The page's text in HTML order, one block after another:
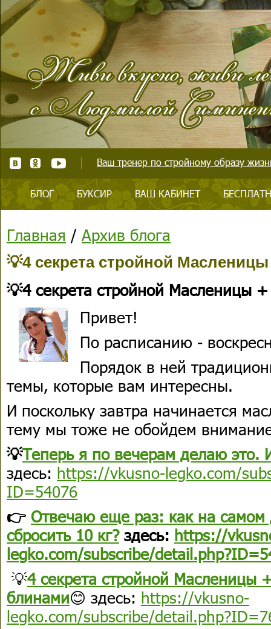
Ваш тренер по стройному образу
БЛОГ БУКСИР ВАШ КАБИНЕТ
Главная / Архив блога
💡4 секрета стройной Масленицы
💡4 секрета стройной Масленицы +
Привет!
По расписанию -
Порядок в ней
темы, которые вам интересны.
И поскольку завтра начинается
тему мы тоже не обойдем
💡Теперь я по вечерам делаю это.
здесь: https://vkusno-legko.com/
ID=54076
👉 Отвечаю еще раз: как на
сбросить 10 кг?здесь: https://
legko.com/subscribe/
💡4 секрета стройной Масленицы
блинами😊 здесь: https://vkusno-
legko.com/subscribe/